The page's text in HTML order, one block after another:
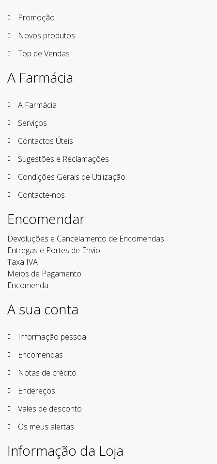
Promoção
Novos produtos
Top de Vendas
A Farmácia
A Farmácia
Serviços
Contactos Úteis
Sugestões e Reclamações
Condições Gerais de Utilização
Contacte-nos
Encomendar
Devoluções e Cancelamento de Encomendas
Entregas e Portes de Envio
Taxa IVA
Meios de Pagamento
Encomenda
A sua conta
Informação pessoal
Encomendas
Notas de crédito
Endereços
Vales de desconto
Os meus alertas
Informação da Loja